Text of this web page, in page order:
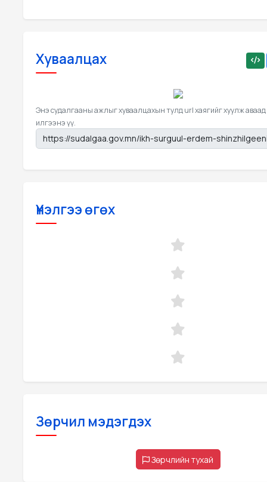
Хуваалцах
Энэ судалгааны ажлыг хуваалцахын тулд url хаягийг хуулж аваад
илгээнэ үү.
Үнэлгээ өгөх
Зөрчил мэдэгдэх
Зөрчлийн тухай